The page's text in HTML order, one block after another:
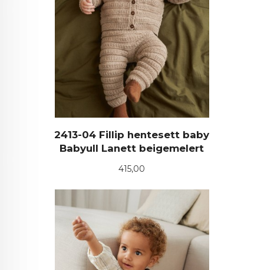
2413-04 Fillip hentesett baby
Babyull Lanett beigemelert
Pris
415,00